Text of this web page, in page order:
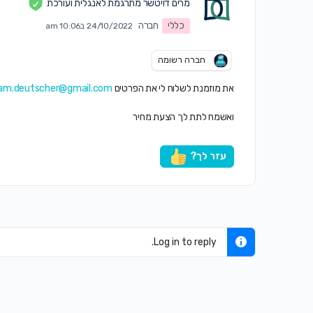
מרים דויטשר מתרגמת לאנגלית ועורכת
כללי
חברה 24/10/2022 ב10:06 am
חברה רשומה
את מוזמנת לשלוח לי את הפרטים
ואשמח לתת לך הצעת מחיר
עזר לך?
Log in to reply.